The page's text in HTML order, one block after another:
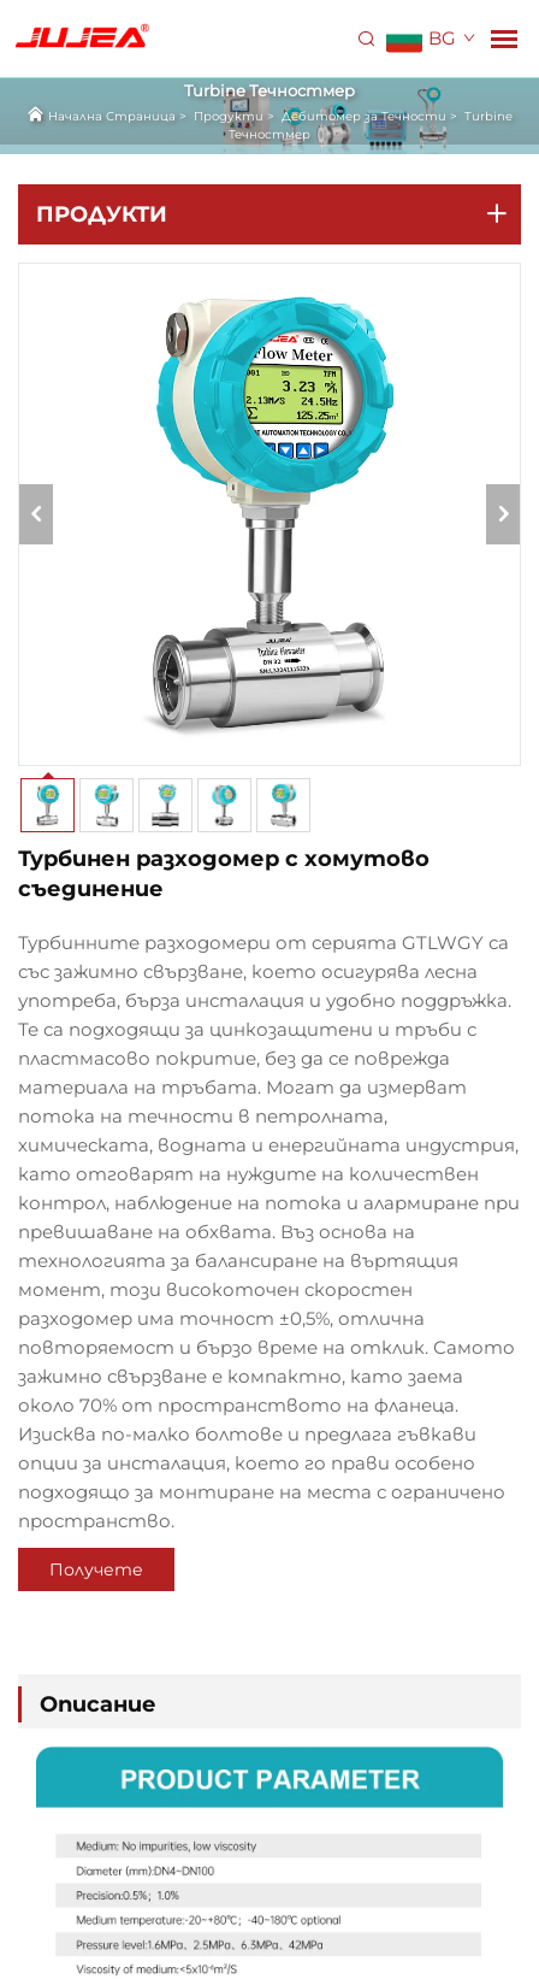
BG
Turbine Течностмер
Начална Страница > Продукти > Дебитомер за Течности > Turbine
Течностмер
ПРОДУКТИ
Турбинен разходомер с хомутово
съединение
Турбинните разходомери от серията GTLWGY са
със зажимно свързване, което осигурява лесна
употреба, бърза инсталация и удобно поддръжка.
Те са подходящи за цинкозащитени и тръби с
пластмасово покритие, без да се поврежда
материала на тръбата. Могат да измерват
потока на течности в петролната,
химическата, водната и енергийната индустрия,
като отговарят на нуждите на количествен
контрол, наблюдение на потока и алармиране при
превишаване на обхвата. Въз основа на
технологията за балансиране на въртящия
момент, този високоточен скоростен
разходомер има точност ±0,5%, отлична
повторяемост и бързо време на отклик. Самото
зажимно свързване е компактно, като заема
около 70% от пространството на фланеца.
Изисква по-малко болтове и предлага гъвкави
опции за инсталация, което го прави особено
подходящо за монтиране на места с ограничено
пространство.
Получете
Описание